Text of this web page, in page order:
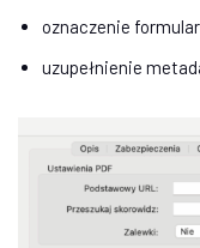
oznaczenie
uzupełnienie